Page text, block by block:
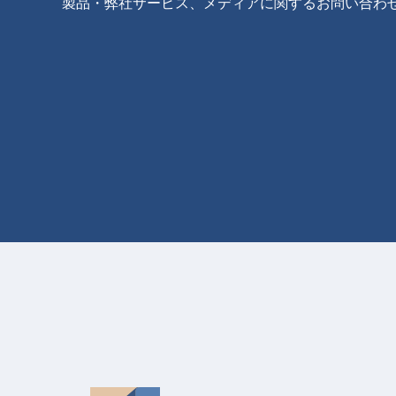
製品・弊社サービス、メディアに関するお問い合わ